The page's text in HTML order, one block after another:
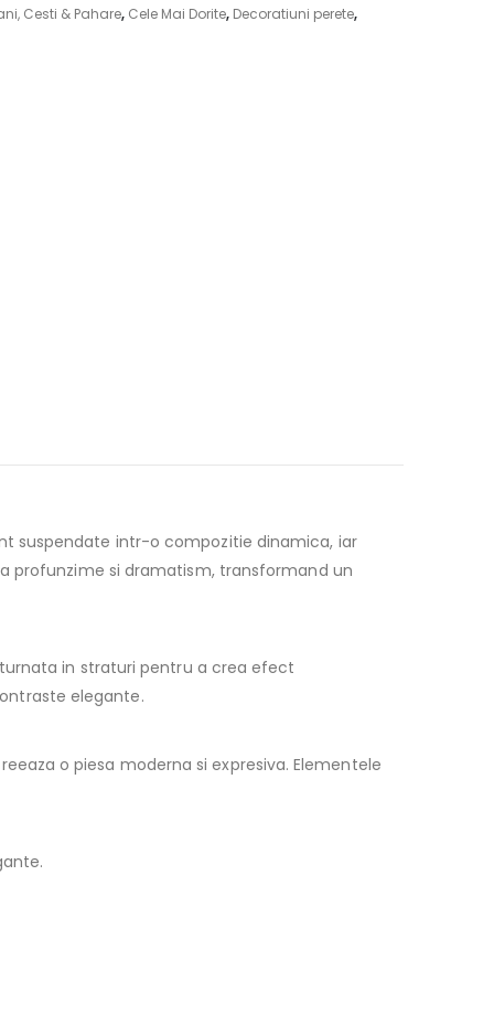
Cesti & Pahare, Cele Mai Dorite, Decoratiuni perete,
suspendate intr-o compozitie dinamica, iar
profunzime si dramatism, transformand un
in straturi pentru a crea efect
elegante.
o piesa moderna si expresiva. Elementele